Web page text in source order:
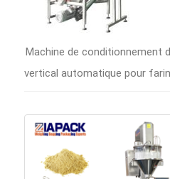
Machine de conditionnement
vertical automatique pour